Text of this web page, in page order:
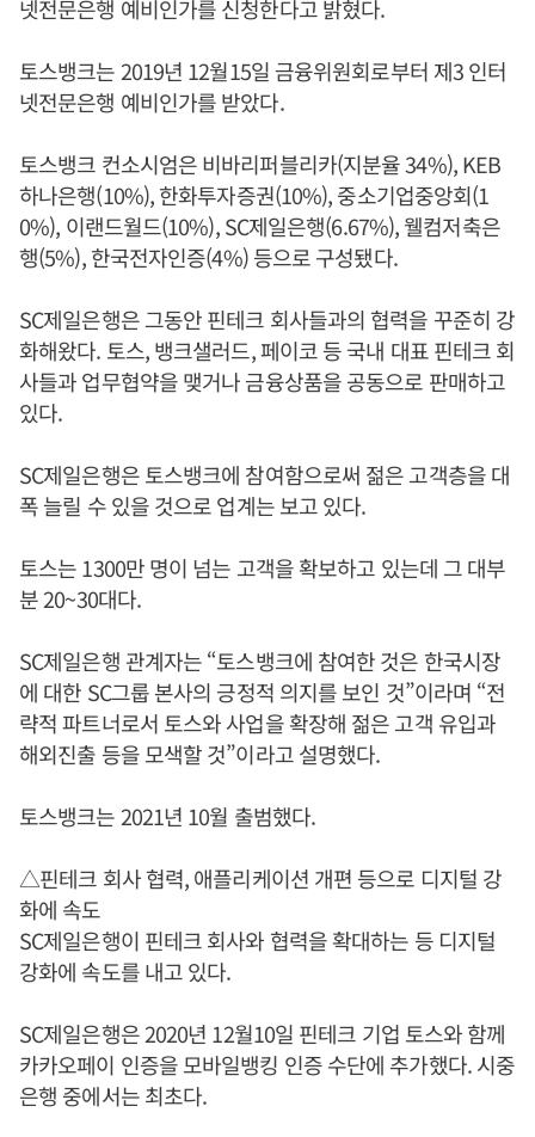
넷전문은행 예비인가를 신청한다고 밝혔다.
토스뱅크는 2019년 12월15일 금융위원회로부터 제3 인터
넷전문은행 예비인가를 받았다.
토스뱅크 컨소시엄은 비바리퍼블리카(지분율 34%), KEB
하나은행(10%), 한화투자증권(10%), 중소기업중앙회(1
0%), 이랜드월드(10%), SC제일은행(6.67%), 웰컴저축은
행(5%), 한국전자인증(4%) 등으로 구성됐다.
SC제일은행은 그동안 핀테크 회사들과의 협력을 꾸준히 강
화해왔다. 토스, 뱅크샐러드, 페이코 등 국내 대표 핀테크 회
사들과 업무협약을 맺거나 금융상품을 공동으로 판매하고
있다.
SC제일은행은 토스뱅크에 참여함으로써 젊은 고객층을 대
폭 늘릴 수 있을 것으로 업계는 보고 있다.
토스는 1300만 명이 넘는 고객을 확보하고 있는데 그 대부
분 20~30대다.
SC제일은행 관계자는 “토스뱅크에 참여한 것은 한국시장
에 대한 SC그룹 본사의 긍정적 의지를 보인 것”이라며 “전
략적 파트너로서 토스와 사업을 확장해 젊은 고객 유입과
해외진출 등을 모색할 것”이라고 설명했다.
토스뱅크는 2021년 10월 출범했다.
△핀테크 회사 협력, 애플리케이션 개편 등으로 디지털 강
화에 속도
SC제일은행이 핀테크 회사와 협력을 확대하는 등 디지털
강화에 속도를 내고 있다.
SC제일은행은 2020년 12월10일 핀테크 기업 토스와 함께
카카오페이 인증을 모바일뱅킹 인증 수단에 추가했다. 시중
은행 중에서는 최초다.